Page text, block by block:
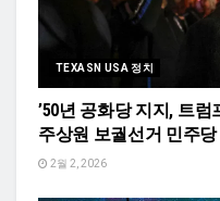
TEXASN USA 정치
’50년 공화당 지지, 트럼
주상원 보궐선거 민주
2월 2, 2026